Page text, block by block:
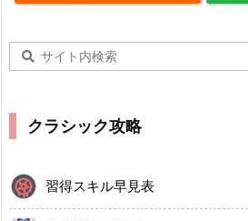
クラシック攻略
習得スキル早見表